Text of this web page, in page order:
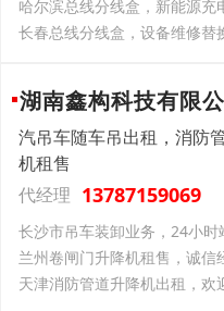
哈尔滨总线分线盒，新能源
长春总线分线盒，设备维修替
湖南鑫构科技有限
汽吊车随车吊出租，消防
机租售
代经理 13787159069
长沙市吊车装卸业务，24小时
兰州卷闸门升降机租售，诚信
天津消防管道升降机出租，欢